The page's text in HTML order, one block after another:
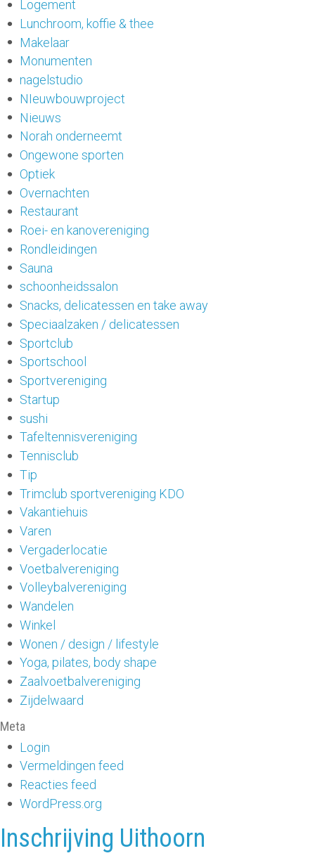
Logement
Lunchroom, koffie & thee
Makelaar
Monumenten
nagelstudio
NIeuwbouwproject
Nieuws
Norah onderneemt
Ongewone sporten
Optiek
Overnachten
Restaurant
Roei- en kanovereniging
Rondleidingen
Sauna
schoonheidssalon
Snacks, delicatessen en take away
Speciaalzaken / delicatessen
Sportclub
Sportschool
Sportvereniging
Startup
sushi
Tafeltennisvereniging
Tennisclub
Tip
Trimclub sportvereniging KDO
Vakantiehuis
Varen
Vergaderlocatie
Voetbalvereniging
Volleybalvereniging
Wandelen
Winkel
Wonen / design / lifestyle
Yoga, pilates, body shape
Zaalvoetbalvereniging
Zijdelwaard
Meta
Login
Vermeldingen feed
Reacties feed
WordPress.org
Inschrijving Uithoorn